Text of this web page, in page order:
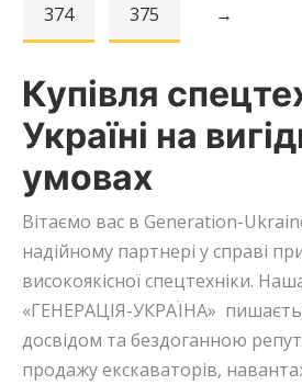
374 375 →
Купівля
Україні на
умовах
Вітаємо вас в Generation-
надійному партнері у справі
високоякісної спецтехніки.
«ГЕНЕРАЦІЯ-УКРАЇНА»
досвідом та бездоганною
продажу екскаваторів,